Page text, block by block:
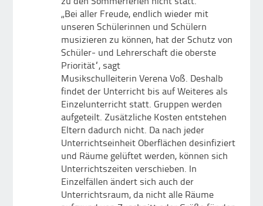
„Bei aller Freude, endlich wieder mit
unseren Schülerinnen und Schülern
musizieren zu können, hat der Schutz von
Schüler- und Lehrerschaft die oberste
Priorität“, sagt
Musikschulleiterin Verena Voß. Deshalb
findet der Unterricht bis auf Weiteres als
Einzelunterricht statt. Gruppen werden
aufgeteilt. Zusätzliche Kosten entstehen
Eltern dadurch nicht. Da nach jeder
Unterrichtseinheit Oberflächen desinfiziert
und Räume gelüftet werden, können sich
Unterrichtszeiten verschieben. In
Einzelfällen ändert sich auch der
Unterrichtsraum, da nicht alle Räume